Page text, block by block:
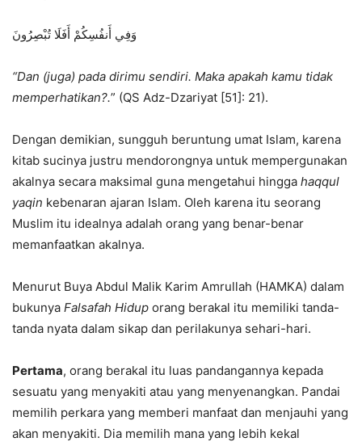
وَفِي أَنفُسِكُمْ أَفَلَا تُبْصِرُونَ
“Dan (juga) pada dirimu sendiri. Maka apakah kamu tidak
memperhatikan?.” (QS Adz-Dzariyat [51]: 21).
Dengan demikian, sungguh beruntung umat Islam, karena
kitab sucinya justru mendorongnya untuk mempergunakan
akalnya secara maksimal guna mengetahui hingga haqqul
yaqin kebenaran ajaran Islam. Oleh karena itu seorang
Muslim itu idealnya adalah orang yang benar-benar
memanfaatkan akalnya.
Menurut Buya Abdul Malik Karim Amrullah (HAMKA) dalam
bukunya Falsafah Hidup orang berakal itu memiliki tanda-
tanda nyata dalam sikap dan perilakunya sehari-hari.
Pertama, orang berakal itu luas pandangannya kepada
sesuatu yang menyakiti atau yang menyenangkan. Pandai
memilih perkara yang memberi manfaat dan menjauhi yang
akan menyakiti. Dia memilih mana yang lebih kekal